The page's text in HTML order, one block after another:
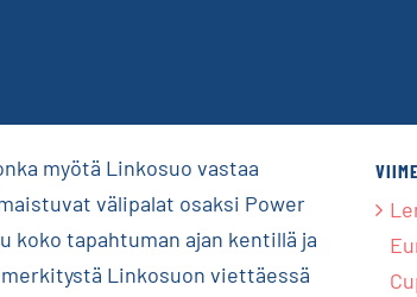
myötä Linkosuo vastaa
välipalat osaksi Power
koko tapahtuman ajan kentillä ja
Linkosuon viettäessä